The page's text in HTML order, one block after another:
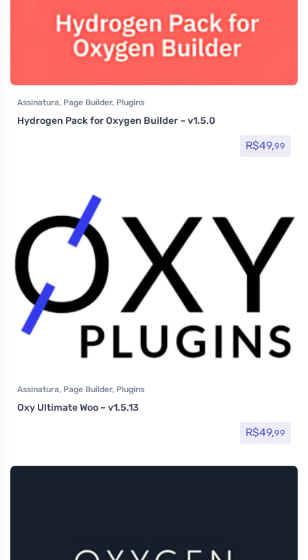
Assinatura, Page Builder, Plugins
Hydrogen Pack for Oxygen Builder – v1.5.0
R$49,99
Assinatura, Page Builder, Plugins
Oxy Ultimate Woo – v1.5.13
R$49,99